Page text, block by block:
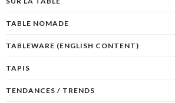
TABLE NOMADE
TABLEWARE (ENGLISH CONTENT)
TAPIS
TENDANCES / TRENDS